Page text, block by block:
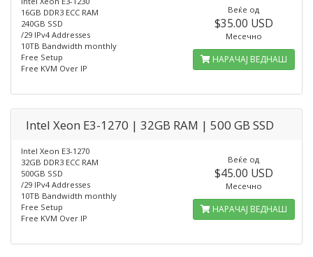
16GB DDR3 ECC RAM
240GB SSD
/29 IPv4 Addresses
10TB Bandwidth monthly
Free Setup
Free KVM Over IP
Веќе од
$35.00 USD
Месечно
НАРАЧАЈ ВЕДНАШ
Intel Xeon E3-1270 | 32GB RAM | 500 GB SSD
Intel Xeon E3-1270
32GB DDR3 ECC RAM
500GB SSD
/29 IPv4 Addresses
10TB Bandwidth monthly
Free Setup
Free KVM Over IP
Веќе од
$45.00 USD
Месечно
НАРАЧАЈ ВЕДНАШ